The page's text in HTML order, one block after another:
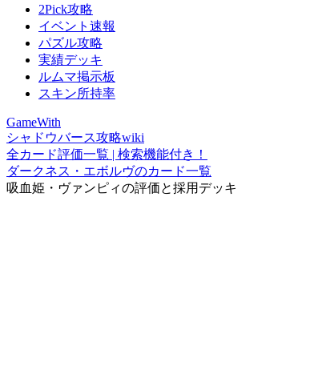
2Pick攻略
イベント速報
パズル攻略
実績デッキ
ルムマ掲示板
スキン所持率
GameWith
シャドウバース攻略wiki
全カード評価一覧 | 検索機能付き！
ダークネス・エボルヴのカード一覧
吸血姫・ヴァンピィの評価と採用デッキ